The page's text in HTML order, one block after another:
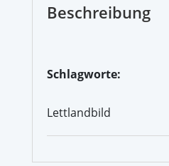
Beschreibung
Schlagworte:
Lettlandbild